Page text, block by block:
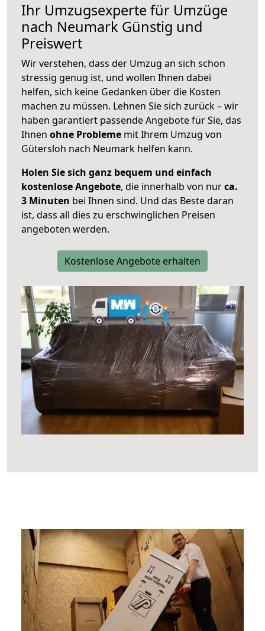
Ihr Umzugsexperte für Umzüge
nach Neumark Günstig und
Preiswert
Wir verstehen, dass der Umzug an sich schon
stressig genug ist, und wollen Ihnen dabei
helfen, sich keine Gedanken über die Kosten
machen zu müssen. Lehnen Sie sich zurück – wir
haben garantiert passende Angebote für Sie, das
Ihnen ohne Probleme mit Ihrem Umzug von
Gütersloh nach Neumark helfen kann.
Holen Sie sich ganz bequem und einfach
kostenlose Angebote, die innerhalb von nurca.
3 Minuten bei Ihnen sind. Und das Beste daran
ist, dass all dies zu erschwinglichen Preisen
angeboten werden.
Kostenlose Angebote erhalten